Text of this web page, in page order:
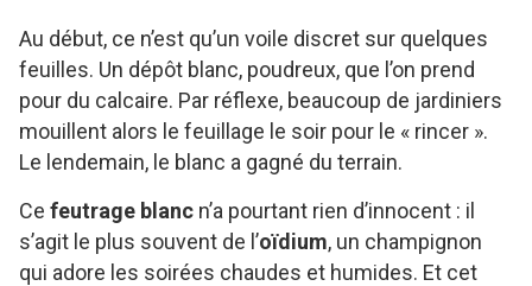
Au début, ce n’est qu’un voile discret sur quelques
feuilles. Un dépôt blanc, poudreux, que l’on prend
pour du calcaire. Par réflexe, beaucoup de jardiniers
mouillent alors le feuillage le soir pour le « rincer ».
Le lendemain, le blanc a gagné du terrain.
Ce feutrage blanc n’a pourtant rien d’innocent : il
s’agit le plus souvent de l’oïdium, un champignon
qui adore les soirées chaudes et humides. Et cet